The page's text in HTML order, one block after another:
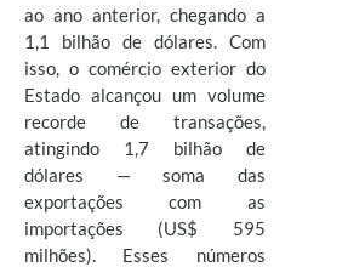
ao ano anterior, chegando a
1,1 bilhão de dólares. Com
isso, o comércio exterior do
Estado alcançou um volume
recorde de transações,
atingindo 1,7 bilhão de
dólares — soma das
exportações com as
importações (US$ 595
milhões). Esses números